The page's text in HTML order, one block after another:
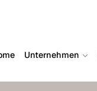
Unternehmen